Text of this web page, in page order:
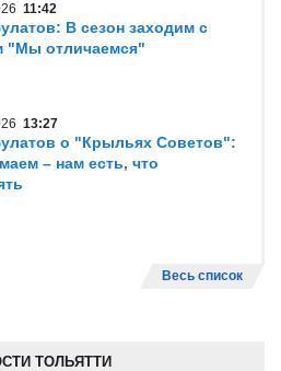
11:42
В сезон заходим с
"Мы отличаемся"
13:27
о "Крыльях Советов":
– нам есть, что
Весь список
ТОЛЬЯТТИ